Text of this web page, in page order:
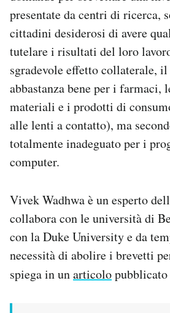
CALENDARIO
AREA PERSONALE
Area Personale
Newsletter
Notifiche mobile
Regala il Post
Hai bisogno di aiuto?
presentate da centri di ricerca,
cittadini desiderosi di avere
tutelare i risultati del loro
sgradevole effetto collaterale,
abbastanza bene per i farmaci,
materiali e i prodotti di
alle lenti a contatto), ma
totalmente inadeguato per i
computer.
Vivek Wadhwa è un esperto
collabora con le università di
con la Duke University e da
necessità di abolire i brevetti
spiega in unarticolopubblicato